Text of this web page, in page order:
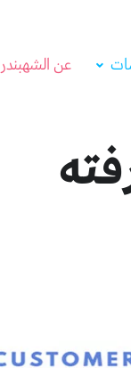
عن الشهبندر